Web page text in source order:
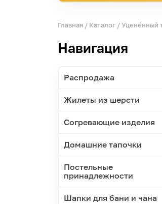
Главная / Каталог /Уценённый
Навигация
Распродажа
Жилеты из шерсти
Согревающие изделия
Домашние тапочки
Постельные
принадлежности
Шапки для бани и чана